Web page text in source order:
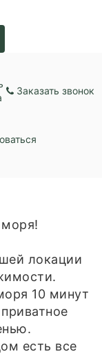
Заказать звонок
локации
10 минут
есть все